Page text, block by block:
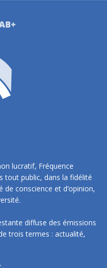
lucratif, Fréquence
tout public, dans la fidélité
de conscience et d’opinion,
diffuse des émissions
trois termes : actualité,